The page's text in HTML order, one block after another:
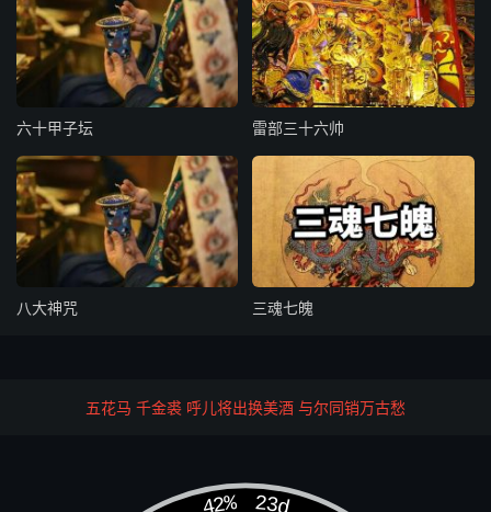
引进状，外用角封。
一、奏状一通，上闻北阴酆都玄天郁绝大帝请命施行，外用
方函。
北阴酆都总录院
当院今为某人投词，有某见被邪鬼侵害，丐求驱治施行，使
院除外，今发紧切奏申文状各一通，上下封印全备，谨上诣
北阴酆都进奏院呈达。欲仗神威，庶臻感格。须至关发者。
有下界通灵魔鬼，敢当符截奏者，仰唯九泉号令，速送西台
年岁月日时关。具位押。
六十甲子坛 雷部三十六帅
八大神咒 三魂七魄
五花马 千金裘 呼儿将出换美酒 与尔同销万古愁
42% 23d